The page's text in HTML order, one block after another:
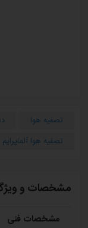
تصفیه هوا
تصفیه هوا آلماپرایم
مشخصات و
مشخصات فنی